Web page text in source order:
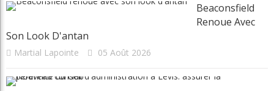
Beaconsfield
Renoue Avec
Son Look D'antan
Martial Lapointe 05 Août 2026